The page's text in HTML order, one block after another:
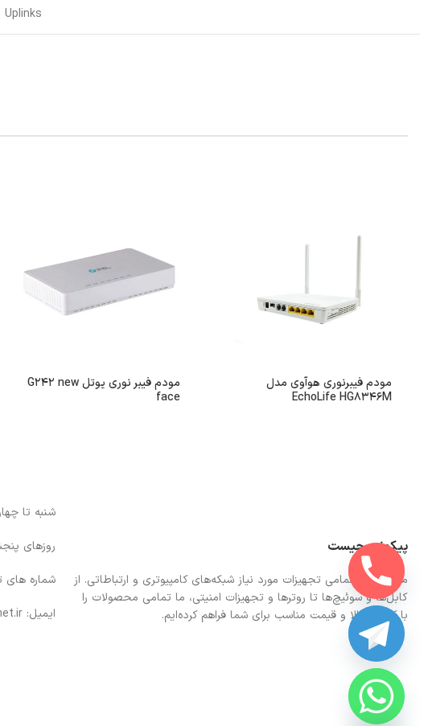
Uplinks
مودم فیبرنوری هوآوی مدل
EchoLife HG8346M
مودم فیبر نوری یوتل G242 new
face
پیکونت چیست
ما در اینجا تمامی تجهیزات مورد نیاز شبکه‌های کامپیوتری و ارتباطاتی. از
کابل‌ها و سوئیچ‌ها تا روترها و تجهیزات امنیتی، ما تمامی محصولات را
با کیفیت بالا و قیمت مناسب برای شما فراهم کرده‌ایم.
شنبه تا
روزهای
شماره های تماس:
ایمیل: info@pikonet.ir
CHATY